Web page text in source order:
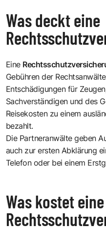
Was deckt eine
Eine
Gebühren der
Entschädigungen für
Sachverständigen und des
Reisekosten zu einem
bezahlt.
Die Partneranwälte geben
auch zur ersten Abklärung
Telefon oder bei einem
Was kostet eine